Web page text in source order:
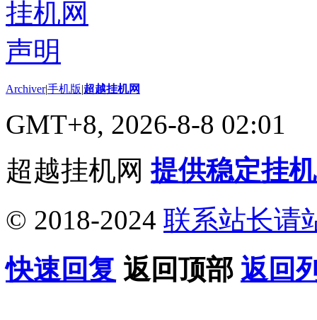
Archiver|手机版|超越挂机网
GMT+8, 2026-8-8 02:01
超越挂机网提供稳定挂
© 2018-2024 联系站长请
快速回复 返回顶部 返回